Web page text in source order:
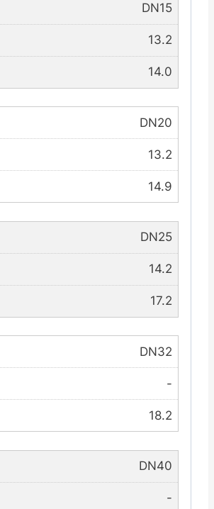
DN15
13.2
14.0
DN20
13.2
14.9
DN25
14.2
17.2
DN32
-
18.2
DN40
-